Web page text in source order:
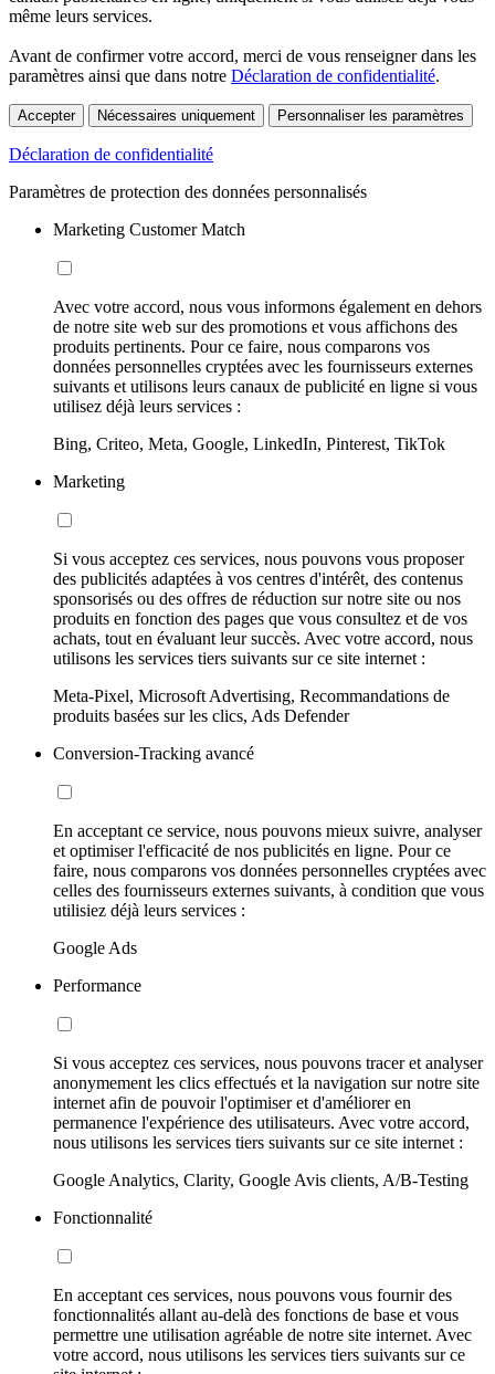
même leurs services.
Avant de confirmer votre accord, merci de vous renseigner dans les
paramètres ainsi que dans notre Déclaration de confidentialité.
Accepter Nécessaires uniquement Personnaliser les paramètres
Déclaration de confidentialité
Paramètres de protection des données personnalisés
Marketing Customer Match
Avec votre accord, nous vous informons également en dehors
de notre site web sur des promotions et vous affichons des
produits pertinents. Pour ce faire, nous comparons vos
données personnelles cryptées avec les fournisseurs externes
suivants et utilisons leurs canaux de publicité en ligne si vous
utilisez déjà leurs services :
Bing, Criteo, Meta, Google, LinkedIn, Pinterest, TikTok
Marketing
Si vous acceptez ces services, nous pouvons vous proposer
des publicités adaptées à vos centres d'intérêt, des contenus
sponsorisés ou des offres de réduction sur notre site ou nos
produits en fonction des pages que vous consultez et de vos
achats, tout en évaluant leur succès. Avec votre accord, nous
utilisons les services tiers suivants sur ce site internet :
Meta-Pixel, Microsoft Advertising, Recommandations de
produits basées sur les clics, Ads Defender
Conversion-Tracking avancé
En acceptant ce service, nous pouvons mieux suivre, analyser
et optimiser l'efficacité de nos publicités en ligne. Pour ce
faire, nous comparons vos données personnelles cryptées avec
celles des fournisseurs externes suivants, à condition que vous
utilisiez déjà leurs services :
Google Ads
Performance
Si vous acceptez ces services, nous pouvons tracer et analyser
anonymement les clics effectués et la navigation sur notre site
internet afin de pouvoir l'optimiser et d'améliorer en
permanence l'expérience des utilisateurs. Avec votre accord,
nous utilisons les services tiers suivants sur ce site internet :
Google Analytics, Clarity, Google Avis clients, A/B-Testing
Fonctionnalité
En acceptant ces services, nous pouvons vous fournir des
fonctionnalités allant au-delà des fonctions de base et vous
permettre une utilisation agréable de notre site internet. Avec
votre accord, nous utilisons les services tiers suivants sur ce